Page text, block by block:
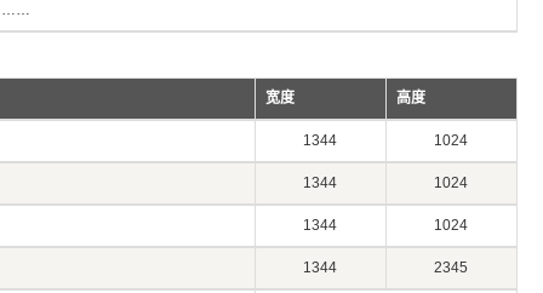
……
宽度 高度
1344 1024
1344 1024
1344 1024
1344 2345